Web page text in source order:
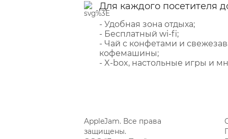
Для каждого посетителя
- Удобная зона отдыха;
- Бесплатный wi-fi;
- Чай с конфетами и
кофемашины;
- X-box, настольные игры и
AppleJam. Все права
защищены.